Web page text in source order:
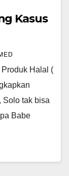
Kasus
Halal (
Solo tak bisa
Babe